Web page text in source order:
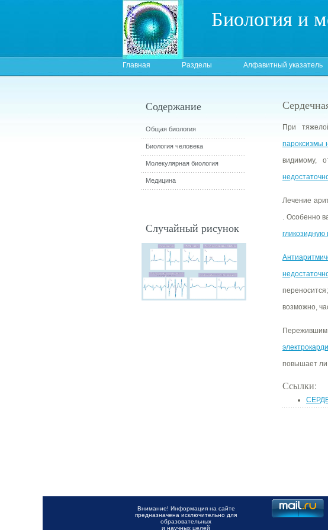
Биология и
Главная Разделы Алфавитный указатель
При
пароксизмы
видимому,
Лечение
. Особенно
гликозидную
возможно,
повышает ли
Ссылки:
Содержание
Общая биология
Биология человека
Молекулярная биология
Медицина
Случайный рисунок
Внимание! Информация на сайте
предназначена исключительно для
образовательных
и научных целей